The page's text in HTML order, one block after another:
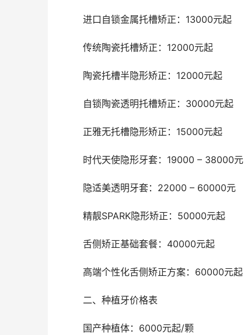
	进口自锁金属托槽矫正：13000元起
	传统陶瓷托槽矫正：12000元起
	陶瓷托槽半隐形矫正：12000元起
	自锁陶瓷透明托槽矫正：30000元起
	正雅无托槽隐形矫正：15000元起
	时代天使隐形牙套：19000 – 38000元
	隐适美透明牙套：22000 – 60000元
	精靓SPARK隐形矫正：50000元起
	舌侧矫正基础套餐：40000元起
	高端个性化舌侧矫正方案：60000元起
	二、种植牙价格表
	国产种植体：6000元起/颗